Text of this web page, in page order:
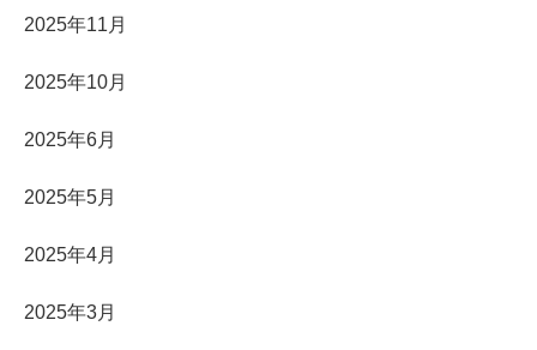
2025年11月
2025年10月
2025年6月
2025年5月
2025年4月
2025年3月